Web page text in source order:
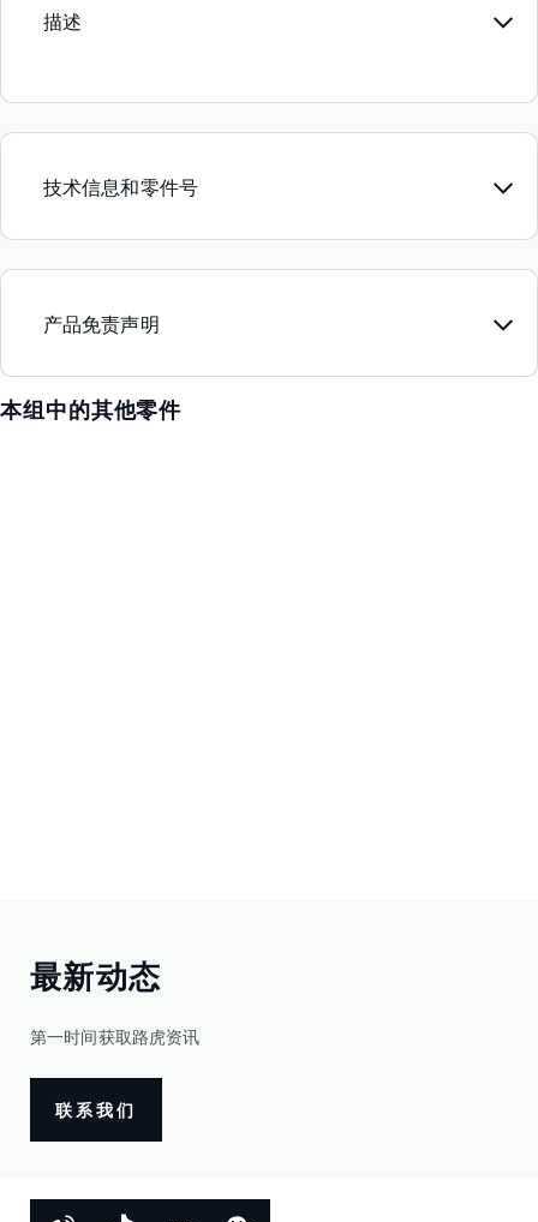
描述
技术信息和零件号
产品免责声明
本组中的其他零件
最新动态
第一时间获取路虎资讯
联系我们